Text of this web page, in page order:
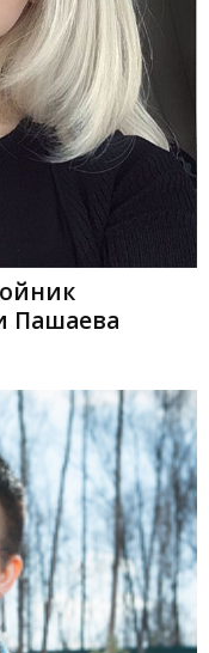
Пашаева